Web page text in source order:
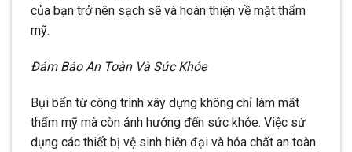
của bạn trở nên sạch sẽ và hoàn thiện về mặt thẩm
mỹ.
Đảm Bảo An Toàn Và Sức Khỏe
Bụi bẩn từ công trình xây dựng không chỉ làm mất
thẩm mỹ mà còn ảnh hưởng đến sức khỏe. Việc sử
dụng các thiết bị vệ sinh hiện đại và hóa chất an toàn